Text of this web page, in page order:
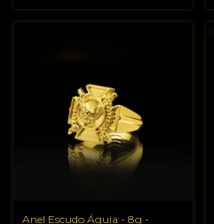
Anel Escudo Águia - 8g -